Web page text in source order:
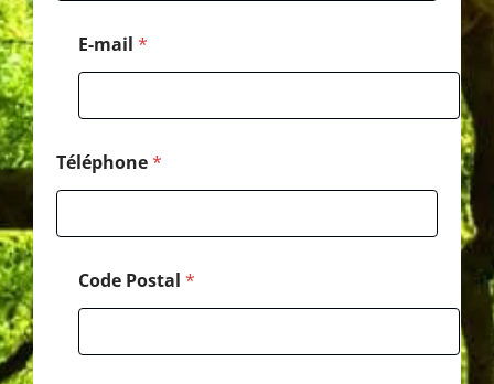
E-mail *
d
o
m
Téléphone*
Code Postal *